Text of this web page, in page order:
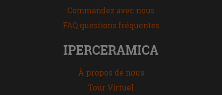
Commandez avec nous
FAQ questions fréquentes
IPERCERAMICA
À propos de nous
Tour Virtuel